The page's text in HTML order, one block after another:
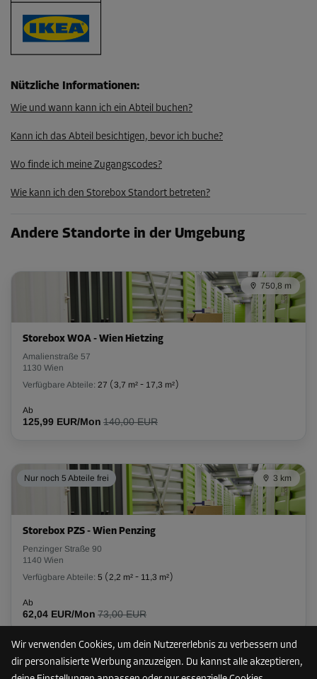
Wir verwenden Cookies, um dein Nutzererlebnis zu verbessern und
dir personalisierte Werbung anzuzeigen. Du kannst alle akzeptieren,
Ab
117,00 EUR/Mon
105,29 EUR/Mon
Abteil 21
Volumen: 15,3 m³
L:3,9m B:1,5m H:2,6m
199,00 EUR/Mon
Fläche: 3,7 m²
Volumen: 9,6 m³
L:2,9m
-20%
Ab
Fläche: 7,9 m²
-10%
Ab
231,00 EUR/Mon
207,89 EUR/Mon
Nützliche Informationen:
Wie und wann kann ich ein Abteil buchen?
Kann ich das Abteil besichtigen, bevor ich buche?
Wo finde ich meine Zugangscodes?
Wie kann ich den Storebox Standort betreten?
Andere Standorte in der Umgebung
750,8 m
Storebox WOA - Wien Hietzing
Amalienstraße 57
1130 Wien
Verfügbare Abteile: 27 ( 3,7 m² - 17,3 m²)
Ab
125,99 EUR/Mon 140,00 EUR
Nur noch 5 Abteile frei 3 km
Storebox PZS - Wien Penzing
Penzinger Straße 90
1140 Wien
Verfügbare Abteile: 5 ( 2,2 m² - 11,3 m²)
Ab
62,04 EUR/Mon 73,00 EUR
Nur noch 9 Abteile frei